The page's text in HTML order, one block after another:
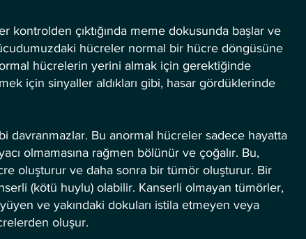
kontrolden çıktığında meme dokusunda başlar ve
hücreler normal bir hücre döngüsüne
hücrelerin yerini almak için gerektiğinde
için sinyaller aldıkları gibi, hasar gördüklerinde
davranmazlar. Bu anormal hücreler sadece hayatta
olmamasına rağmen bölünür ve çoğalır. Bu,
oluşturur ve daha sonra bir tümör oluşturur. Bir
(kötü huylu) olabilir. Kanserli olmayan tümörler,
ve yakındaki dokuları istila etmeyen veya
oluşur.